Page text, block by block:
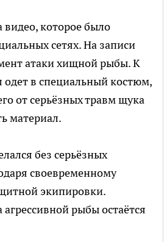
которое было
сетях. На записи
атаки хищной рыбы. К
одет в специальный костюм,
от серьёзных травм щука
материал.
без серьёзных
своевременному
экипировки.
рыбы остаётся